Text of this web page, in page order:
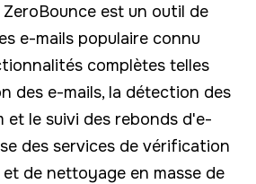
ZeroBounce est un outil de
e-mails populaire connu
complètes telles
des e-mails, la détection des
et le suivi des rebonds d'e-
des services de vérification
de nettoyage en masse de